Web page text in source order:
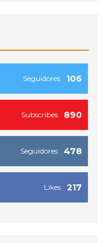
106
Seguidores
890
Subscribes
478
Seguidores
217
Likes